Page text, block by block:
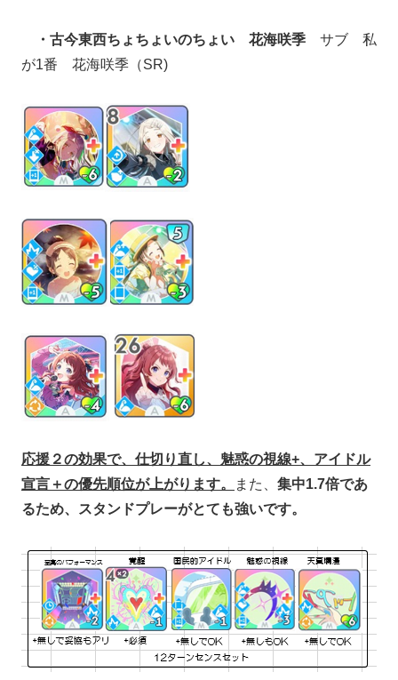
・古今東西ちょちょいのちょい 花海咲季 サブ 私
が1番 花海咲季（SR)
応援２の効果で、仕切り直し、魅惑の視線+、アイドル
宣言＋の優先順位が上がります。
また、 集中1.7倍であ
るため、スタンドプレーがとても強いです。